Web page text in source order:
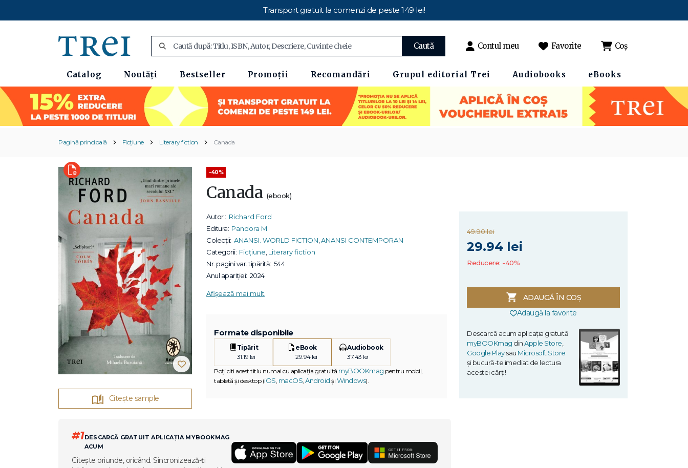
Transport gratuit la comenzi de peste 149 lei!
Caută Contul meu Favorite Coș
Catalog Noutăți Bestseller Promoții Recomandări Grupul editorial Trei Audiobooks eBooks
Pagină principală Ficțiune Literary fiction Canada
Citește sample
-40%
Canada (ebook)
Autor : Richard Ford
Editura: Pandora M
Colecții: ANANSI. WORLD FICTION ANANSI CONTEMPORAN
Categorii: Ficțiune Literary fiction
Nr. pagini var. tipărită: 544
Anul apariției: 2024
Afișează mai mult
Formate disponibile
Tipărit
31.19 lei
eBook
29.94 lei
Audiobook
37.43 lei
Poți citi acest titlu numai cu aplicația gratuită myBOOKmag pentru mobil,
tabletă și desktop (iOS macOS Android și Windows).
49.90 lei
29.94 lei
Reducere: -40%
ADAUGĂ ÎN COȘ
Adaugă la favorite
Descarcă acum aplicația gratuită
myBOOKmag dinApple Store
Google Playsau Microsoft Store
și bucură-te imediat de lectura
acestei cărți!
#1DESCARCĂ GRATUIT APLICAȚIA MYBOOKMAG
ACUM
Citește oriunde, oricând. Sincronizează-ți